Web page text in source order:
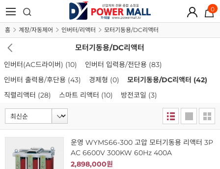
0
홈 계장/자동제어 인버터/리액터 모터기동용/DC리액터
모터기동용/DC리액터
인버터(AC드라이버) (10) 인버터 입력용/전단용 (83)
인버터 출력용/후단용 (43) 경제형 (0) 모터기동용/DC리액터 (42)
직렬리액터 (28) 스마트 리액터 (10) 방전코일 (3)
운영 WYMS66-300 고압 모터기동용 리액터 3P
AC 6600V 300KW 60Hz 400A
2,898,000원